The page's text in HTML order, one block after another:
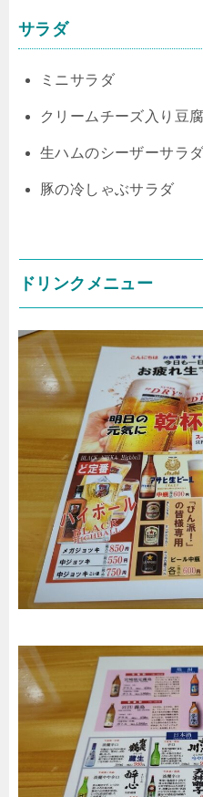
サラダ
ミニサラ
クリームチーズ入り豆
生ハムのシーザー
豚の冷しゃぶサ
ドリンクメニュー